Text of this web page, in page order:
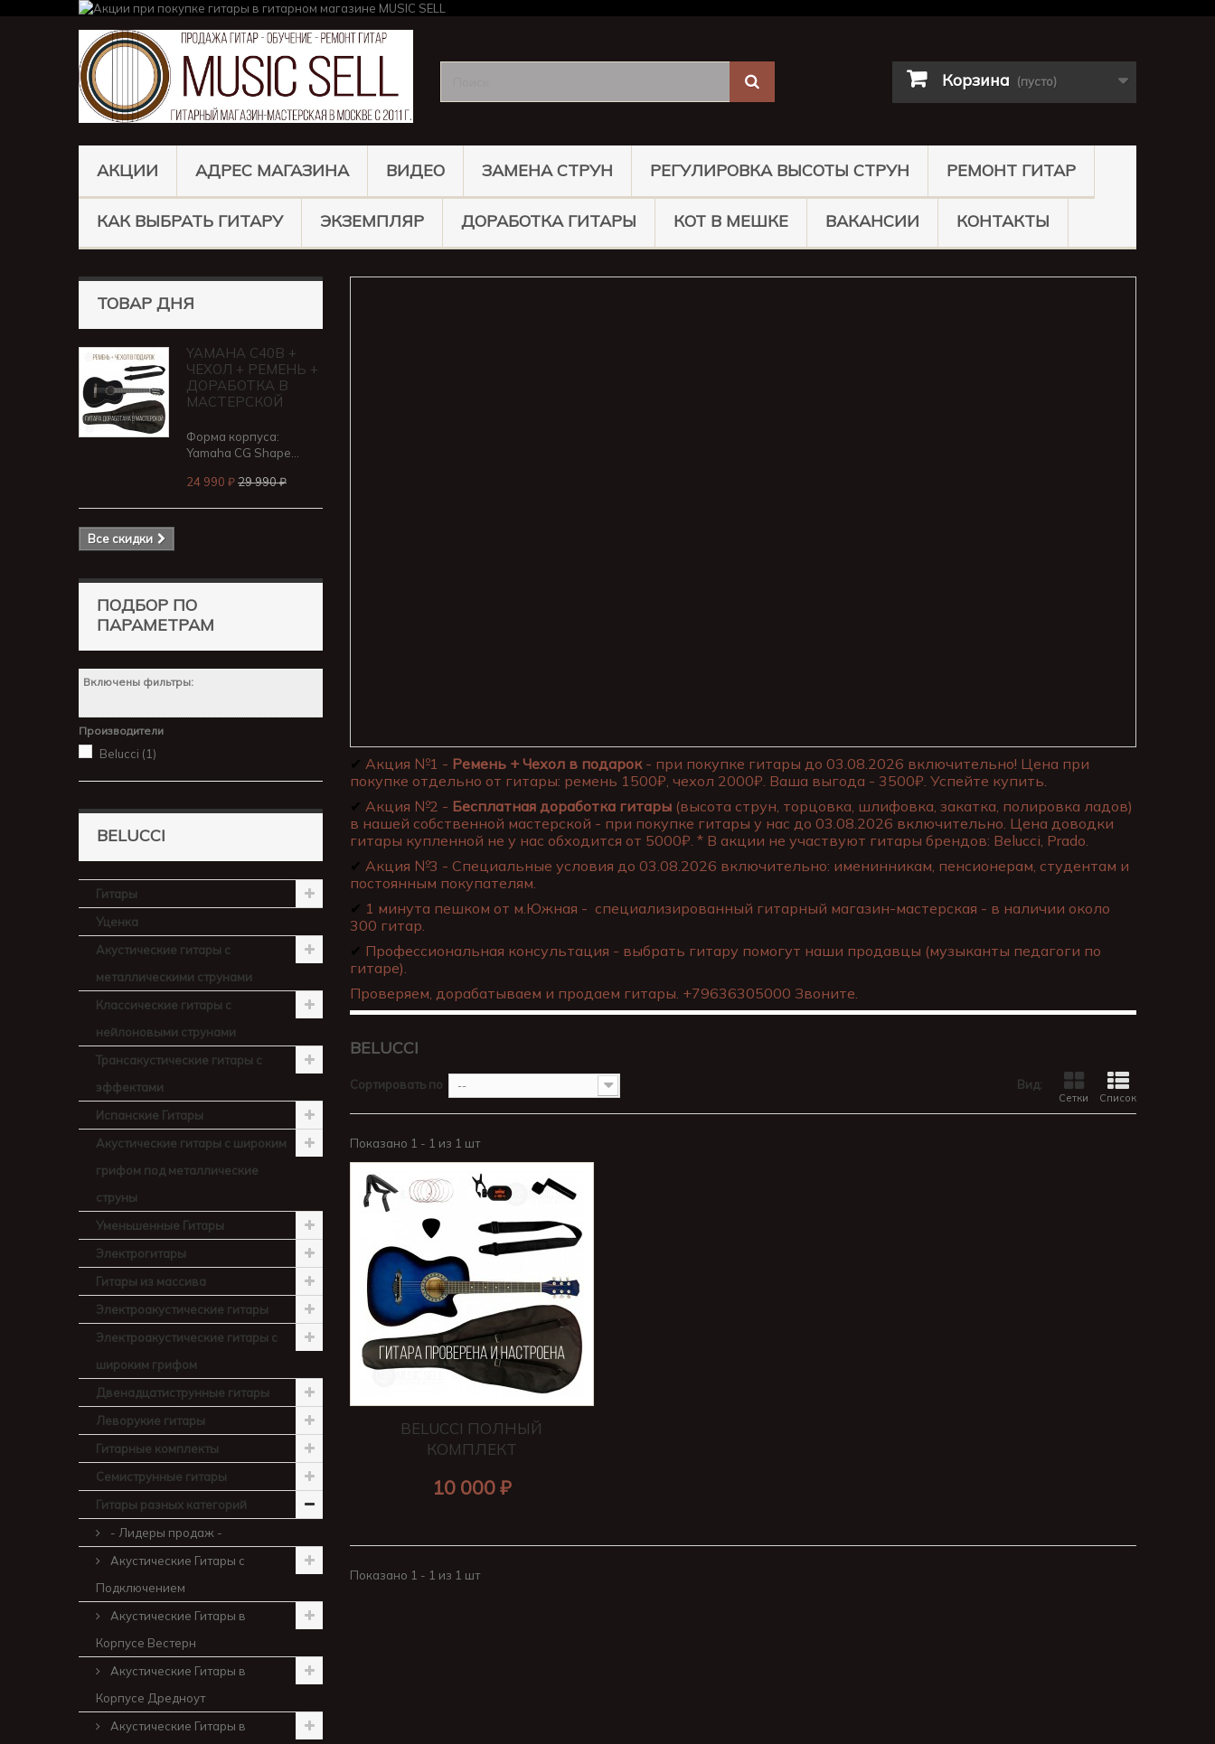
Корзина (пусто)
АКЦИИ АДРЕС МАГАЗИНА ВИДЕО ЗАМЕНА СТРУН РЕГУЛИРОВКА ВЫСОТЫ СТРУН РЕМОНТ ГИТАР
КАК ВЫБРАТЬ ГИТАРУ ЭКЗЕМПЛЯР ДОРАБОТКА ГИТАРЫ КОТ В МЕШКЕ ВАКАНСИИ КОНТАКТЫ
ТОВАР ДНЯ
YAMAHA C40B +
ЧЕХОЛ + РЕМЕНЬ +
ДОРАБОТКА В
МАСТЕРСКОЙ
Форма корпуса:
Yamaha CG Shape...
24 990 ₽29 990 ₽
Все скидки
ПОДБОР ПО
ПАРАМЕТРАМ
Включены фильтры:
Производители
Belucci (1)
BELUCCI
Гитары
Уценка
Акустические гитары с
металлическими струнами
Классические гитары с
нейлоновыми струнами
Трансакустические гитары с
эффектами
Испанские Гитары
Акустические гитары с широким
грифом под металлические
струны
Уменьшенные Гитары
Электрогитары
Гитары из массива
Электроакустические гитары
Электроакустические гитары с
широким грифом
Двенадцатиструнные гитары
Леворукие гитары
Гитарные комплекты
Семиструнные гитары
Гитары разных категорий
- Лидеры продаж -
Акустические Гитары с
Подключением
Акустические Гитары в
Корпусе Вестерн
Акустические Гитары в
Корпусе Дредноут
Акустические Гитары в
✔ Акция №1 - Ремень + Чехол в подарок- при покупке гитары до 03.08.2026 включительно! Цена при
покупке отдельно от гитары: ремень 1500₽, чехол 2000₽. Ваша выгода - 3500₽. Успейте купить.
✔ Акция №2 - Бесплатная доработка гитары (высота струн, торцовка, шлифовка, закатка, полировка ладов)
в нашей собственной мастерской - при покупке гитары у нас до 03.08.2026 включительно. Цена доводки
гитары купленной не у нас обходится от 5000₽. * В акции не участвуют гитары брендов: Belucci, Prado.
✔ Акция №3 - Специальные условия до 03.08.2026 включительно: именинникам, пенсионерам, студентам и
постоянным покупателям.
✔ 1 минута пешком от м.Южная - специализированный гитарный магазин-мастерская - в наличии около
300 гитар.
✔ Профессиональная консультация - выбрать гитару помогут наши продавцы (музыканты педагоги по
гитаре).
Проверяем, дорабатываем и продаем гитары. +79636305000 Звоните.
BELUCCI
Вид:
Сетки Список
Сортировать по --
Показано 1 - 1 из 1 шт
BELUCCI ПОЛНЫЙ
КОМПЛЕКТ
10 000 ₽
Показано 1 - 1 из 1 шт